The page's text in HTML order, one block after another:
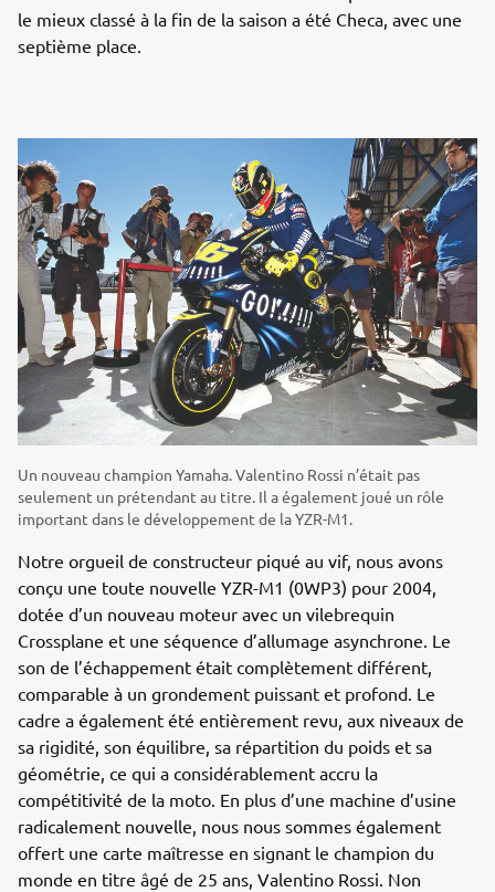
le mieux classé à la fin de la saison a été Checa, avec une
septième place.
Un nouveau champion Yamaha. Valentino Rossi n’était pas
seulement un prétendant au titre. Il a également joué un rôle
important dans le développement de la YZR-M1.
Notre orgueil de constructeur piqué au vif, nous avons
conçu une toute nouvelle YZR-M1 (0WP3) pour 2004,
dotée d’un nouveau moteur avec un vilebrequin
Crossplane et une séquence d’allumage asynchrone. Le
son de l’échappement était complètement différent,
comparable à un grondement puissant et profond. Le
cadre a également été entièrement revu, aux niveaux de
sa rigidité, son équilibre, sa répartition du poids et sa
géométrie, ce qui a considérablement accru la
compétitivité de la moto. En plus d’une machine d’usine
radicalement nouvelle, nous nous sommes également
offert une carte maîtresse en signant le champion du
monde en titre âgé de 25 ans, Valentino Rossi. Non